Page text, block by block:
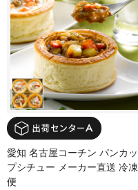
愛知 名古屋コーチン パンカッ
プシチュー メーカー直送 冷凍
便